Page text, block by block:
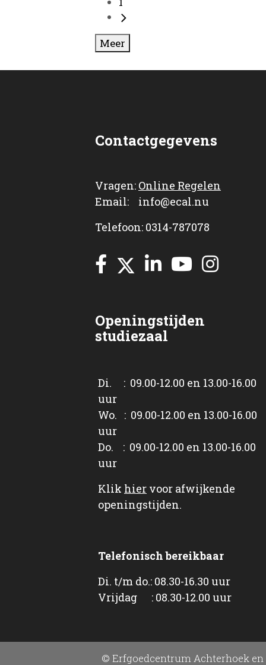
Meer
Contactgegevens
Vragen: Online Regelen
Email: info@ecal.nu
Telefoon: 0314-787078
Openingstijden
studiezaal
Di. : 09.00-12.00 en 13.00-16.00
uur
Wo. : 09.00-12.00 en 13.00-16.00
uur
Do. : 09.00-12.00 en 13.00-16.00
uur
Klik hier voor afwijkende
openingstijden.
Telefonisch bereikbaar
Di. t/m do.: 08.30-16.30 uur
Vrijdag : 08.30-12.00 uur
© Erfgoedcentrum Achterhoek en